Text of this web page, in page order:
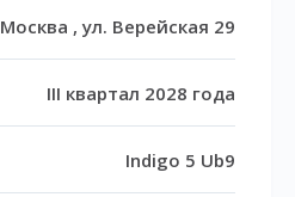
Москва , ул. Верейская 29
III квартал 2028 года
Indigo 5 Ub9